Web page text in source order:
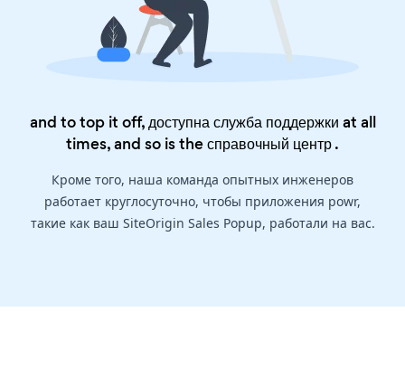
and to top it off, доступна служба поддержки at all
times, and so is theсправочный центр.
Кроме того, наша команда опытных инженеров
работает круглосуточно, чтобы приложения powr,
такие как ваш SiteOrigin Sales Popup, работали на вас.